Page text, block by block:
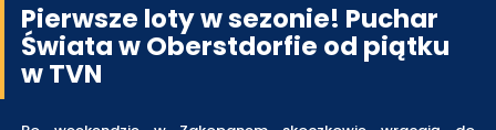
Pierwsze loty w sezonie! Puchar
Świata w Oberstdorfie od piątku
w TVN